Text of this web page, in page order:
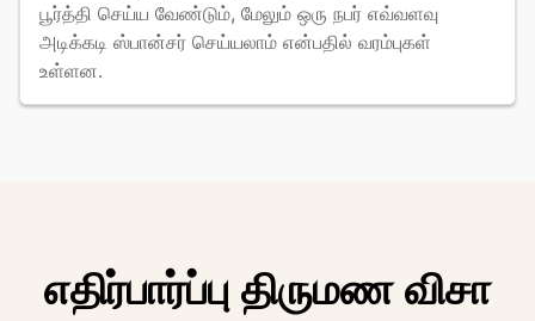
பூர்த்தி செய்ய வேண்டும், மேலும் ஒரு நபர் எவ்வளவு
அடிக்கடி ஸ்பான்சர் செய்யலாம் என்பதில் வரம்புகள்
உள்ளன.
எதிர்பார்ப்பு திருமண விசா